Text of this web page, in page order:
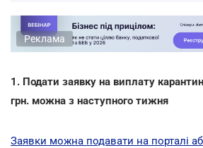
Реклама
1. Подати заявку на виплату
грн. можна з наступного тижня
Заявки можна подавати на порталі